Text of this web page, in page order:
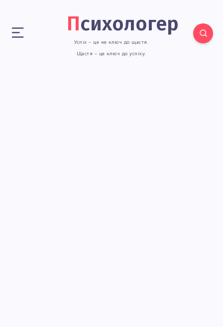
Психологер
Успіх – це не ключ до щастя.
Щастя – це ключ до успіху.